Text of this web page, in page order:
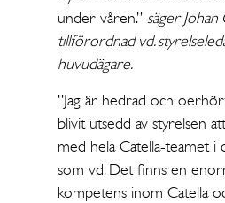
under våren.” säger Johan
tillförordnad vd.
huvudägare.
”Jag är hedrad och
blivit utsedd av styrelsen
med hela Catella-teamet i
som vd. Det finns en
kompetens inom Catella